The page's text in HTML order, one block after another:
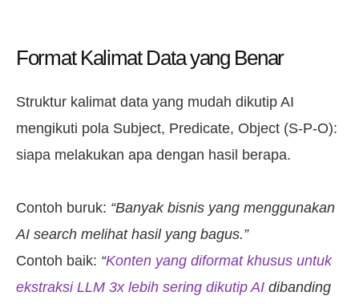
Format Kalimat Data yang Benar
Struktur kalimat data yang mudah dikutip AI
mengikuti pola Subject, Predicate, Object (S-P-O):
siapa melakukan apa dengan hasil berapa.
Contoh buruk: “Banyak bisnis yang menggunakan
AI search melihat hasil yang bagus.”
Contoh baik: “Konten yang diformat khusus untuk
ekstraksi LLM 3x lebih sering dikutip AI dibanding